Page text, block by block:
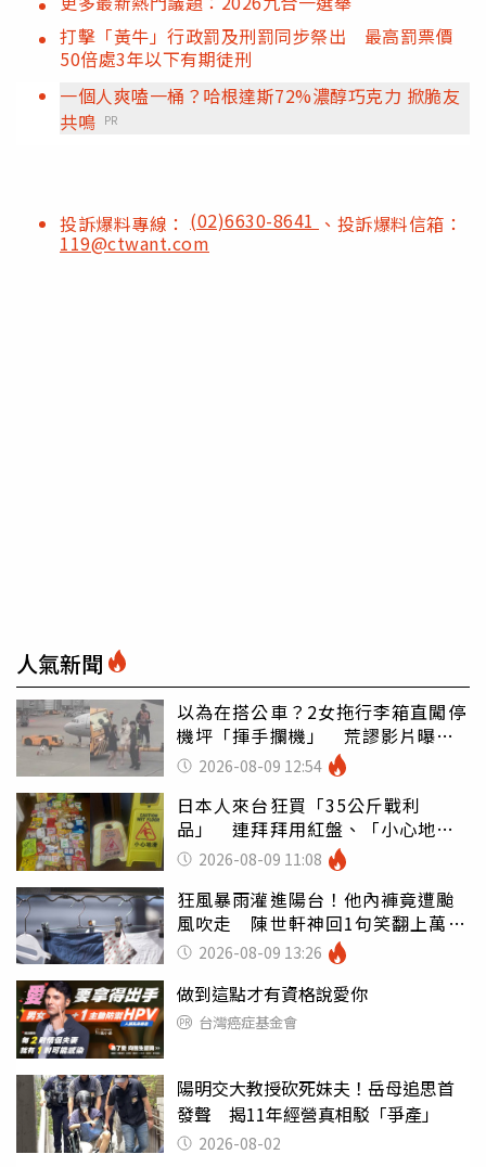
打擊「黃牛」行政罰及刑罰同步祭出 最高罰票價
50倍處3年以下有期徒刑
一個人爽嗑一桶？哈根達斯72%濃醇巧克力 掀脆友
共鳴 PR
投訴爆料專線： (02)6630-8641 、投訴爆料信箱：
119@ctwant.com
人氣新聞
以為在搭公車？2女拖行李箱直闖停
機坪「揮手攔機」 荒謬影片曝網
傻眼2026-08-09 12:54
日本人來台狂買「35公斤戰利
品」 連拜拜用紅盤、「小心地
滑」告示牌也帶回家
2026-08-09 11:08
狂風暴雨灌進陽台！他內褲竟遭颱
風吹走 陳世軒神回1句笑翻上萬網
友 2026-08-09 13:26
做到這點才有資格說愛你
台灣癌症基金會
陽明交大教授砍死妹夫！岳母追思首
發聲 揭11年經營真相駁「爭產」
2026-08-02